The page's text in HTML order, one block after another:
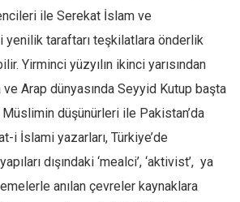
ile Serekat İslam ve
yenilik taraftarı teşkilatlara önderlik
Yirminci yüzyılın ikinci yarısından
ve Arap dünyasında Seyyid Kutup başta
düşünürleri ile Pakistan’da
i İslami yazarları, Türkiye’de
dışındaki ‘mealci’, ‘aktivist’, ya
anılan çevreler kaynaklara